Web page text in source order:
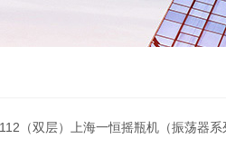
（双层）上海一恒摇瓶机（振荡器系